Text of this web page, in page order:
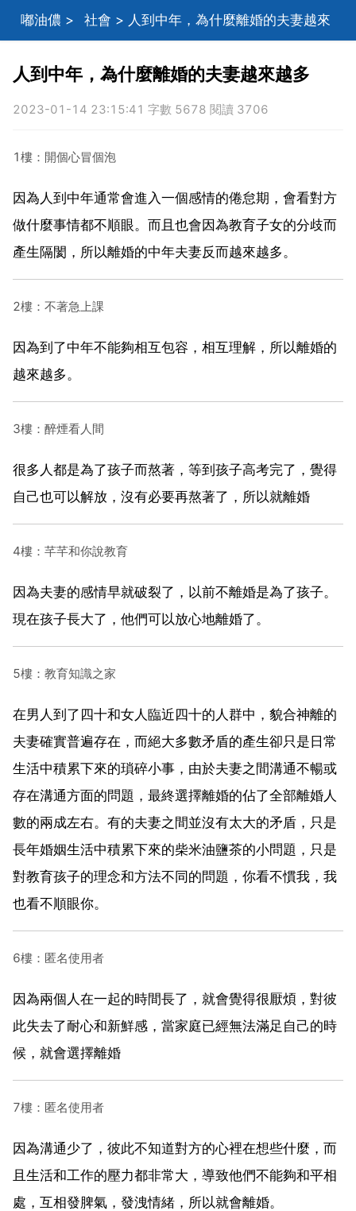
嘟油儂 > 社會 > 人到中年，為什麼離婚的夫妻越來
人到中年，為什麼離婚的夫妻越來越多
2023-01-14 23:15:41 字數 5678 閱讀 3706
1樓：開個心冒個泡
因為人到中年通常會進入一個感情的倦怠期，會看對方
做什麼事情都不順眼。而且也會因為教育子女的分歧而
產生隔閡，所以離婚的中年夫妻反而越來越多。
2樓：不著急上課
因為到了中年不能夠相互包容，相互理解，所以離婚的
越來越多。
3樓：醉煙看人間
很多人都是為了孩子而熬著，等到孩子高考完了，覺得
自己也可以解放，沒有必要再熬著了，所以就離婚
4樓：芊芊和你說教育
因為夫妻的感情早就破裂了，以前不離婚是為了孩子。
現在孩子長大了，他們可以放心地離婚了。
5樓：教育知識之家
在男人到了四十和女人臨近四十的人群中，貌合神離的
夫妻確實普遍存在，而絕大多數矛盾的產生卻只是日常
生活中積累下來的瑣碎小事，由於夫妻之間溝通不暢或
存在溝通方面的問題，最終選擇離婚的佔了全部離婚人
數的兩成左右。有的夫妻之間並沒有太大的矛盾，只是
長年婚姻生活中積累下來的柴米油鹽茶的小問題，只是
對教育孩子的理念和方法不同的問題，你看不慣我，我
也看不順眼你。
6樓：匿名使用者
因為兩個人在一起的時間長了，就會覺得很厭煩，對彼
此失去了耐心和新鮮感，當家庭已經無法滿足自己的時
候，就會選擇離婚
7樓：匿名使用者
因為溝通少了，彼此不知道對方的心裡在想些什麼，而
且生活和工作的壓力都非常大，導致他們不能夠和平相
處，互相發脾氣，發洩情緒，所以就會離婚。